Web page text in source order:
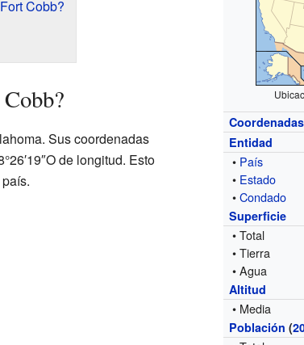
Coordenadas
Entidad
• País
• Estado
•Condado
Superficie
• Total
• Tierra
• Agua
Altitud
• Media
Población (
Cobb?
Sus coordenadas
de longitud. Esto